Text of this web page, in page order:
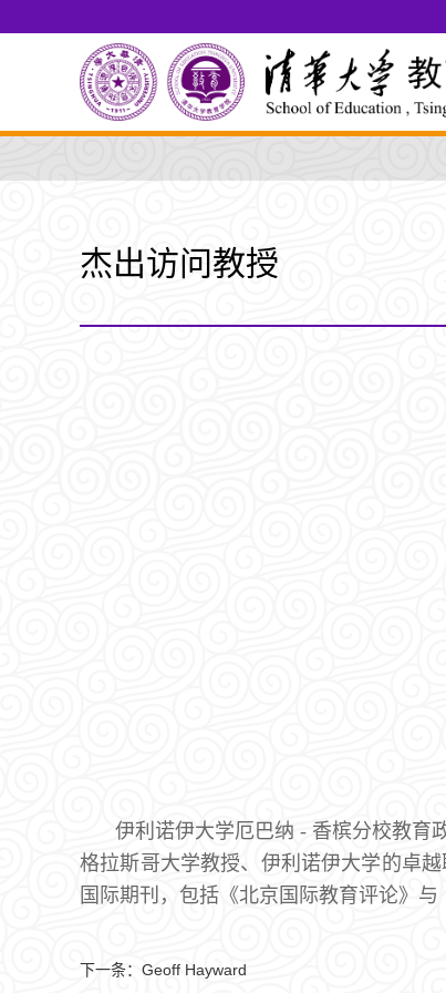
杰出访问教授
伊利诺伊大学厄巴纳 - 香槟分校教育
格拉斯哥大学教授、伊利诺伊大学的卓
国际期刊，包括《北京国际教育评论》
下一条： Geoff Hayward